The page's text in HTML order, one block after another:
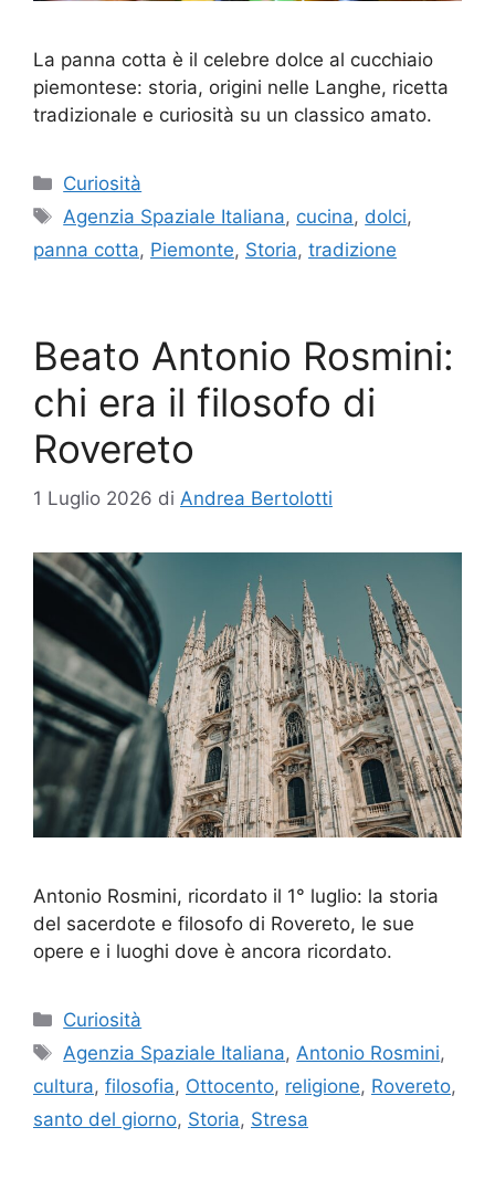
La panna cotta è il celebre dolce al cucchiaio
piemontese: storia, origini nelle Langhe, ricetta
tradizionale e curiosità su un classico amato.
Categorie
Curiosità
Tag
Agenzia Spaziale Italiana, cucina, dolci,
panna cotta, Piemonte, Storia, tradizione
Beato Antonio Rosmini:
chi era il filosofo di
Rovereto
1 Luglio 2026 di Andrea Bertolotti
Antonio Rosmini, ricordato il 1° luglio: la storia
del sacerdote e filosofo di Rovereto, le sue
opere e i luoghi dove è ancora ricordato.
Categorie
Curiosità
Tag
Agenzia Spaziale Italiana,Antonio Rosmini,
cultura, filosofia, Ottocento, religione, Rovereto,
santo del giorno, Storia, Stresa